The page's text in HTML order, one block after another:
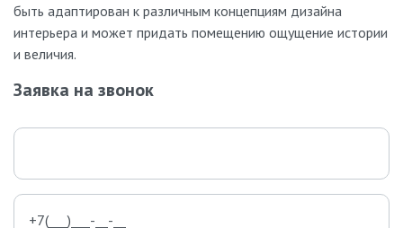
быть адаптирован к различным концепциям дизайна
интерьера и может придать помещению ощущение истории
и величия.
Заявка на звонок